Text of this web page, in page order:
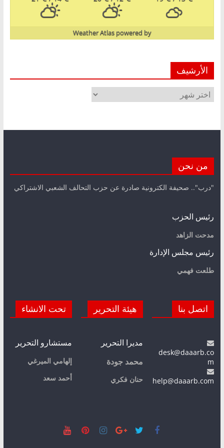
powered by
Weather Atlas
الأرشيف
الأرشيف
من نحن
"درب".. صحيفة الكترونية صادرة عن حزب التحالف الشعبي الاشتراكي
رئيس الحزب
مدحت الزاهد
رئيس مجلس الإدارة
طلعت فهمي
اتصل بنا
desk@daaarb.co
m
help@daaarb.com
هيئة التحرير
مديرا التحرير
محمد جودة
حنان فكري
تحت الانشاء
مستشارو التحرير
إلهامي الميرغي
أحمد سعد